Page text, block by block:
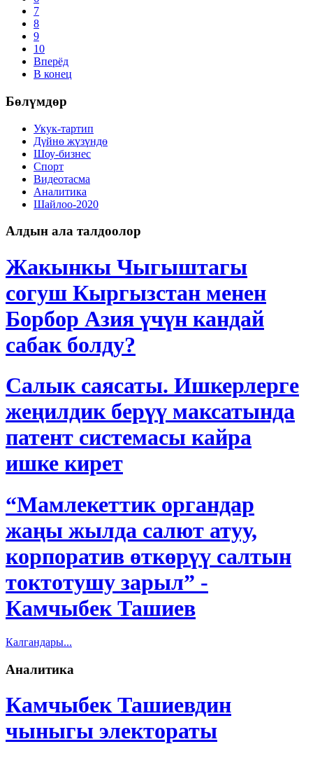
7
8
9
10
Вперёд
В конец
Бөлүмдөр
Укук-тартип
Дγйнө жүзүндө
Шоу-бизнес
Спорт
Видеотасма
Аналитика
Шайлоо-2020
Алдын ала талдоолор
Жакынкы Чыгыштагы
согуш Кыргызстан менен
Борбор Азия үчүн кандай
сабак болду?
Салык саясаты. Ишкерлерге
жеңилдик берүү максатында
патент системасы кайра
ишке кирет
“Мамлекеттик органдар
жаңы жылда салют атуу,
корпоратив өткөрүү салтын
токтотушу зарыл” -
Камчыбек Ташиев
Калгандары...
Аналитика
Камчыбек Ташиевдин
чыныгы электораты